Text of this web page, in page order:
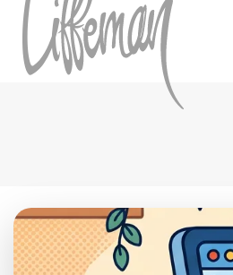
Hoppa till innehåll